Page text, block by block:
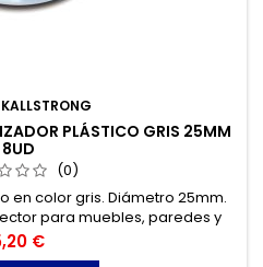
KALLSTRONG
PLÁSTICO GRIS 25MM
8UD
(0)
en color gris. Diámetro 25mm.
para muebles, paredes y
€